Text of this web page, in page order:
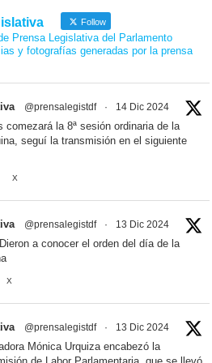
Follow
Prensa Legislativa del Parlamento
y fotografías generadas por la prensa
@prensalegistdf · 14 Dic 2024
comezará la 8ª sesión ordinaria de la
seguí la transmisión en el siguiente
X
@prensalegistdf · 13 Dic 2024
a conocer el orden del día de la
X
@prensalegistdf · 13 Dic 2024
Mónica Urquiza encabezó la